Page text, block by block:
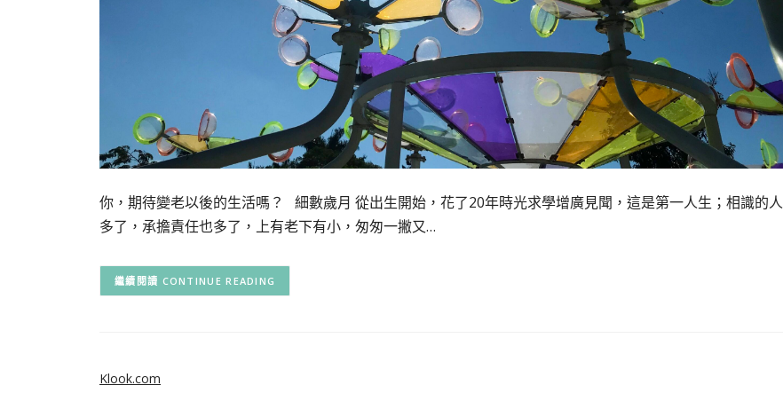
你，期待變老以後的生活嗎？ 細數歲月 從出生開始，花了20年時光求學增廣見聞，這是第一人生；相識的人
多了，承擔責任也多了，上有老下有小，匆匆一撇又…
CONTINUE READING
Klook.com